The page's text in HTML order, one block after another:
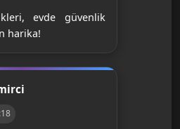
evde güvenlik
harika!